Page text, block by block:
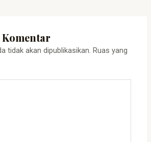
tidak akan dipublikasikan. Ruas yang